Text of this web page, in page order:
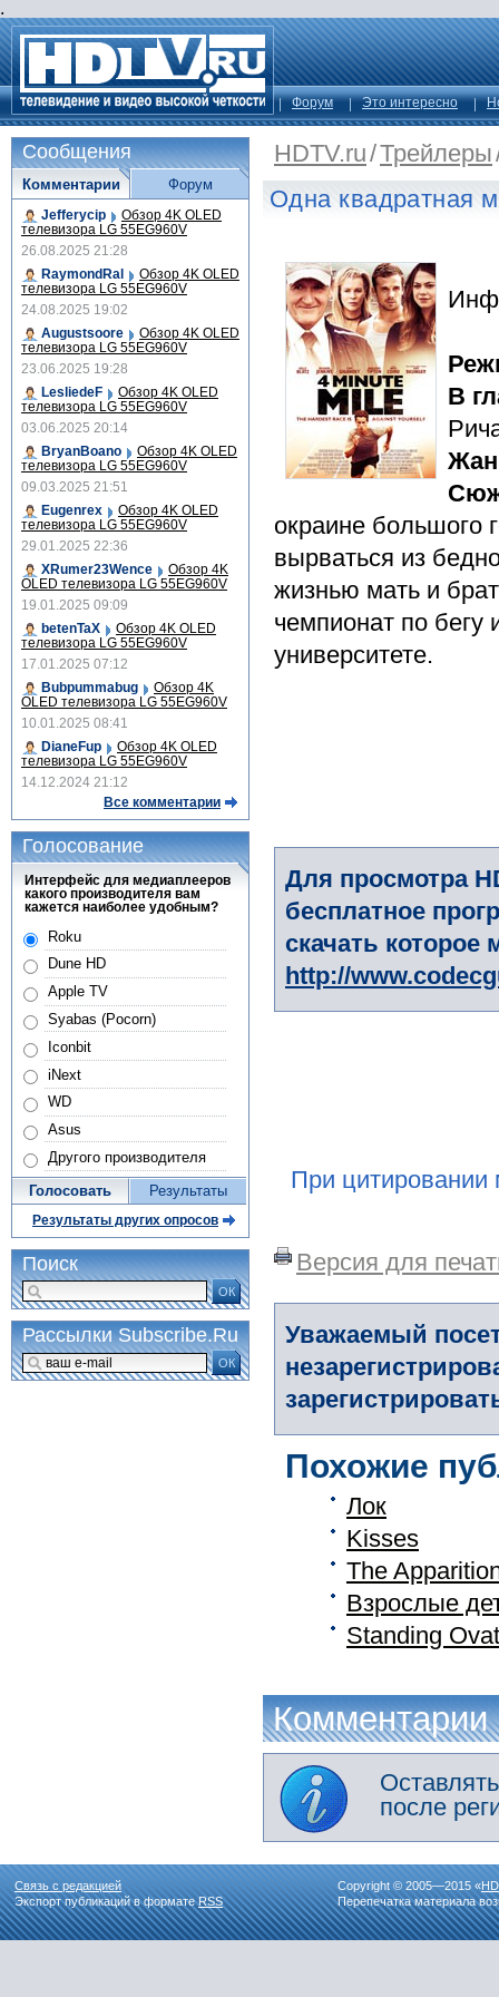
.
Форум Это интересно
HDTV.ru/Трейлеры
Одна квадратная
В
окраине большого
вырваться из
жизнью мать и
чемпионат по бегу
университете.
Для просмотра
бесплатное
скачать
http://
При цитировании
Версия для
Уважаемый
Похожие
Лок
Kisses
The
Взрослые
Standing
Комментарии
после
Сообщения
Комментарии
Jefferycip Обзор 4K OLED
телевизора LG 55EG960V
26.08.2025 21:28
RaymondRal
Обзор 4K OLED
телевизора LG 55EG960V
24.08.2025 19:02
Augustsoore
Обзор 4K OLED
телевизора LG 55EG960V
23.06.2025 19:28
LesliedeF
Обзор 4K OLED
телевизора LG 55EG960V
03.06.2025 20:14
BryanBoano
Обзор 4K OLED
телевизора LG 55EG960V
09.03.2025 21:51
Eugenrex
Обзор 4K OLED
телевизора LG 55EG960V
29.01.2025 22:36
XRumer23Wence
Обзор 4K
OLED телевизора LG 55EG960V
19.01.2025 09:09
betenTaX
Обзор 4K OLED
телевизора LG 55EG960V
17.01.2025 07:12
Bubpummabug
Обзор 4K
OLED телевизора LG 55EG960V
10.01.2025 08:41
DianeFup
Обзор 4K OLED
телевизора LG 55EG960V
14.12.2024 21:12
Все комментарии
Форум
Голосование
Интерфейс для медиаплееров
какого производителя вам
кажется наиболее удобным?
Roku
Dune HD
Apple TV
Syabas (Pocorn)
Iconbit
iNext
WD
Asus
Другого производителя
Голосовать Результаты
Результаты других опросов
Поиск
ОК
Рассылки Subscribe.Ru
ОК
Связь с редакцией
Экспорт публикаций в форматеRSS
Copyright © 2005—2015 «
Перепечатка материала